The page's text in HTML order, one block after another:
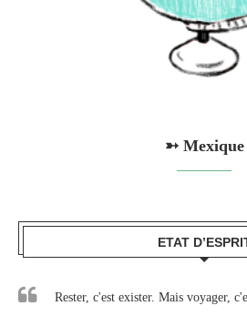
➳ Mexique
ETAT
Rester, c'est exister. Mais voyager,